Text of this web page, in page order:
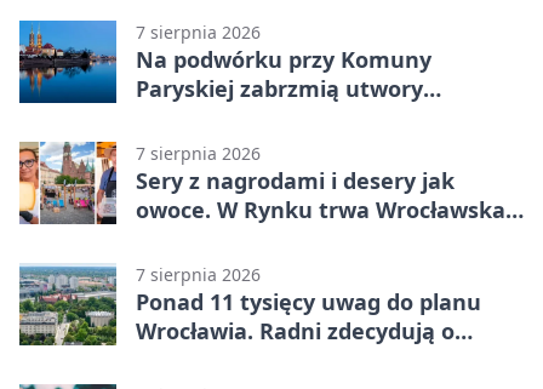
7 sierpnia 2026
Na podwórku przy Komuny
Paryskiej zabrzmią utwory
7 sierpnia 2026
Sery z nagrodami i desery jak
owoce. W Rynku trwa Wrocławska
7 sierpnia 2026
Ponad 11 tysięcy uwag do planu
Wrocławia. Radni zdecydują o